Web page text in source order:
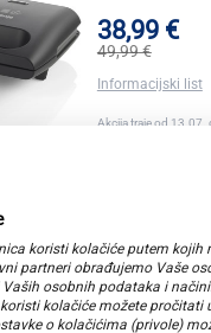
38,99 €
49,99 €
Informacijski list
Akcija traje od
koristi kolačiće putem kojih
partneri obrađujemo Vaše
osobnih podataka i
kolačiće možete pročitati
o kolačićima (privole)